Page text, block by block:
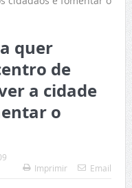
quer
de
a cidade
o
Imprimir
Email